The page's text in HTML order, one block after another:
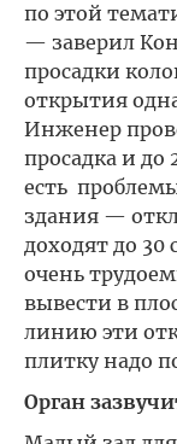
по этой
— заверил
просадки
открытия
Инженер
просадка и до
есть
здания —
доходят до
очень
вывести в
линию эти
плитку надо
Орган